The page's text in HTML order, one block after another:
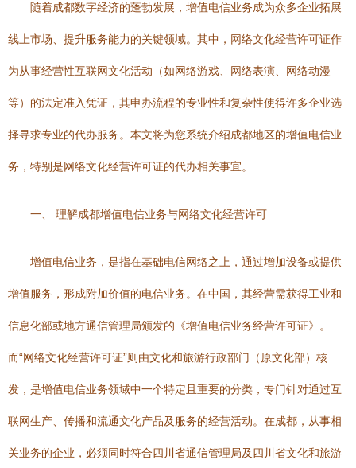
随着成都数字经济的蓬勃发展，增值电信业务成为众多企业拓展
线上市场、提升服务能力的关键领域。其中，网络文化经营许可证作
为从事经营性互联网文化活动（如网络游戏、网络表演、网络动漫
等）的法定准入凭证，其申办流程的专业性和复杂性使得许多企业选
择寻求专业的代办服务。本文将为您系统介绍成都地区的增值电信业
务，特别是网络文化经营许可证的代办相关事宜。
一、 理解成都增值电信业务与网络文化经营许可
增值电信业务，是指在基础电信网络之上，通过增加设备或提供
增值服务，形成附加价值的电信业务。在中国，其经营需获得工业和
信息化部或地方通信管理局颁发的《增值电信业务经营许可证》。
而“网络文化经营许可证”则由文化和旅游行政部门（原文化部）核
发，是增值电信业务领域中一个特定且重要的分类，专门针对通过互
联网生产、传播和流通文化产品及服务的经营活动。在成都，从事相
关业务的企业，必须同时符合四川省通信管理局及四川省文化和旅游